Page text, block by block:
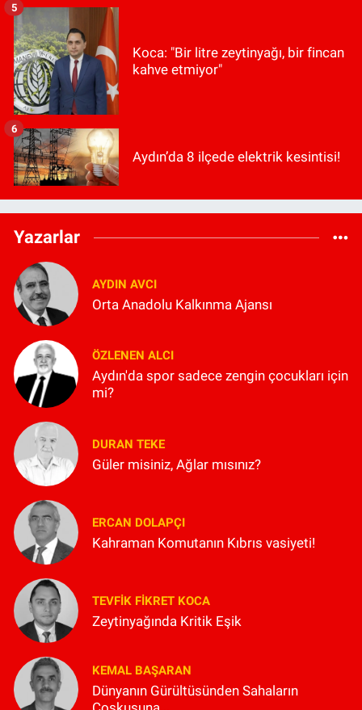
Koca: "Bir litre zeytinyağı, bir fincan
kahve etmiyor"
5
Aydın’da 8 ilçede elektrik kesintisi!
6
Yazarlar
AYDIN AVCI
Orta Anadolu Kalkınma Ajansı
ÖZLENEN ALCI
Aydın'da spor sadece zengin çocukları için
mi?
DURAN TEKE
Güler misiniz, Ağlar mısınız?
ERCAN DOLAPÇI
Kahraman Komutanın Kıbrıs vasiyeti!
TEVFIK FIKRET KOCA
Zeytinyağında Kritik Eşik
KEMAL BAŞARAN
Dünyanın Gürültüsünden Sahaların